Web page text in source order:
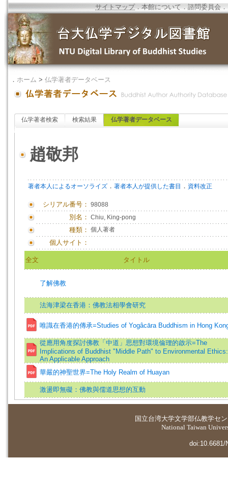
サイトマップ．本館について ．諮問委員会 ．
． ホーム > 仏学著者データベース
仏学著者検索 検索結果 仏学著者データベース
趙敬邦
著者本人によるオーソライズ ． 著者本人が提供した書目 ． 資料改正
シリアル番号： 98088
別名： Chiu, King-pong
種類： 個人著者
個人サイト：
全文 タイトル
了解佛教
法海津梁在香港：佛教法相學會研究
唯識在香港的傳承=Studies of Yogâcāra Buddhism in Hong
從應用角度探討佛教「中道」思想對環境倫理的啟示=The
Implications of Buddhist "Middle Path" to Environmental Ethics:
An Applicable Approach
華嚴的神聖世界=The Holy Realm of Huayan
激盪即無礙：佛教與儒道思想的互動
国立台湾大学文学部仏教学セ
National Taiwan
doi:10.6681/